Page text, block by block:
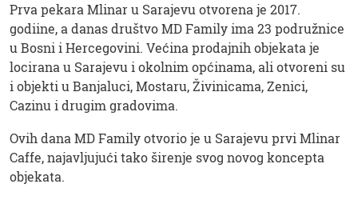
Prva pekara Mlinar u Sarajevu otvorena je 2017.
godiine, a danas društvo MD Family ima 23 podružnice
u Bosni i Hercegovini. Većina prodajnih objekata je
locirana u Sarajevu i okolnim općinama, ali otvoreni su
i objekti u Banjaluci, Mostaru, Živinicama, Zenici,
Cazinu i drugim gradovima.
Ovih dana MD Family otvorio je u Sarajevu prvi Mlinar
Caffe, najavljujući tako širenje svog novog koncepta
objekata.